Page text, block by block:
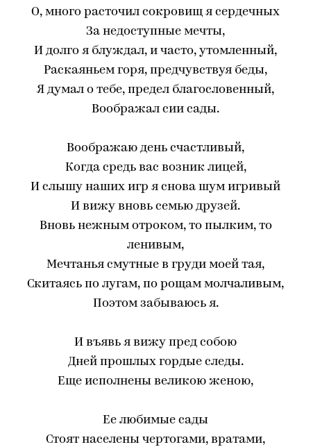
О, много расточил сокровищ я сердечных
За недоступные мечты,
И долго я блуждал, и часто, утомленный,
Раскаяньем горя, предчувствуя беды,
Я думал о тебе, предел благословенный,
Воображал сии сады.
Воображаю день счастливый,
Когда средь вас возник лицей,
И слышу наших игр я снова шум игривый
И вижу вновь семью друзей.
Вновь нежным отроком, то пылким, то
ленивым,
Мечтанья смутные в груди моей тая,
Скитаясь по лугам, по рощам молчаливым,
Поэтом забываюсь я.
И въявь я вижу пред собою
Дней прошлых гордые следы.
Еще исполнены великою женою,
Ее любимые сады
Стоят населены чертогами, вратами,